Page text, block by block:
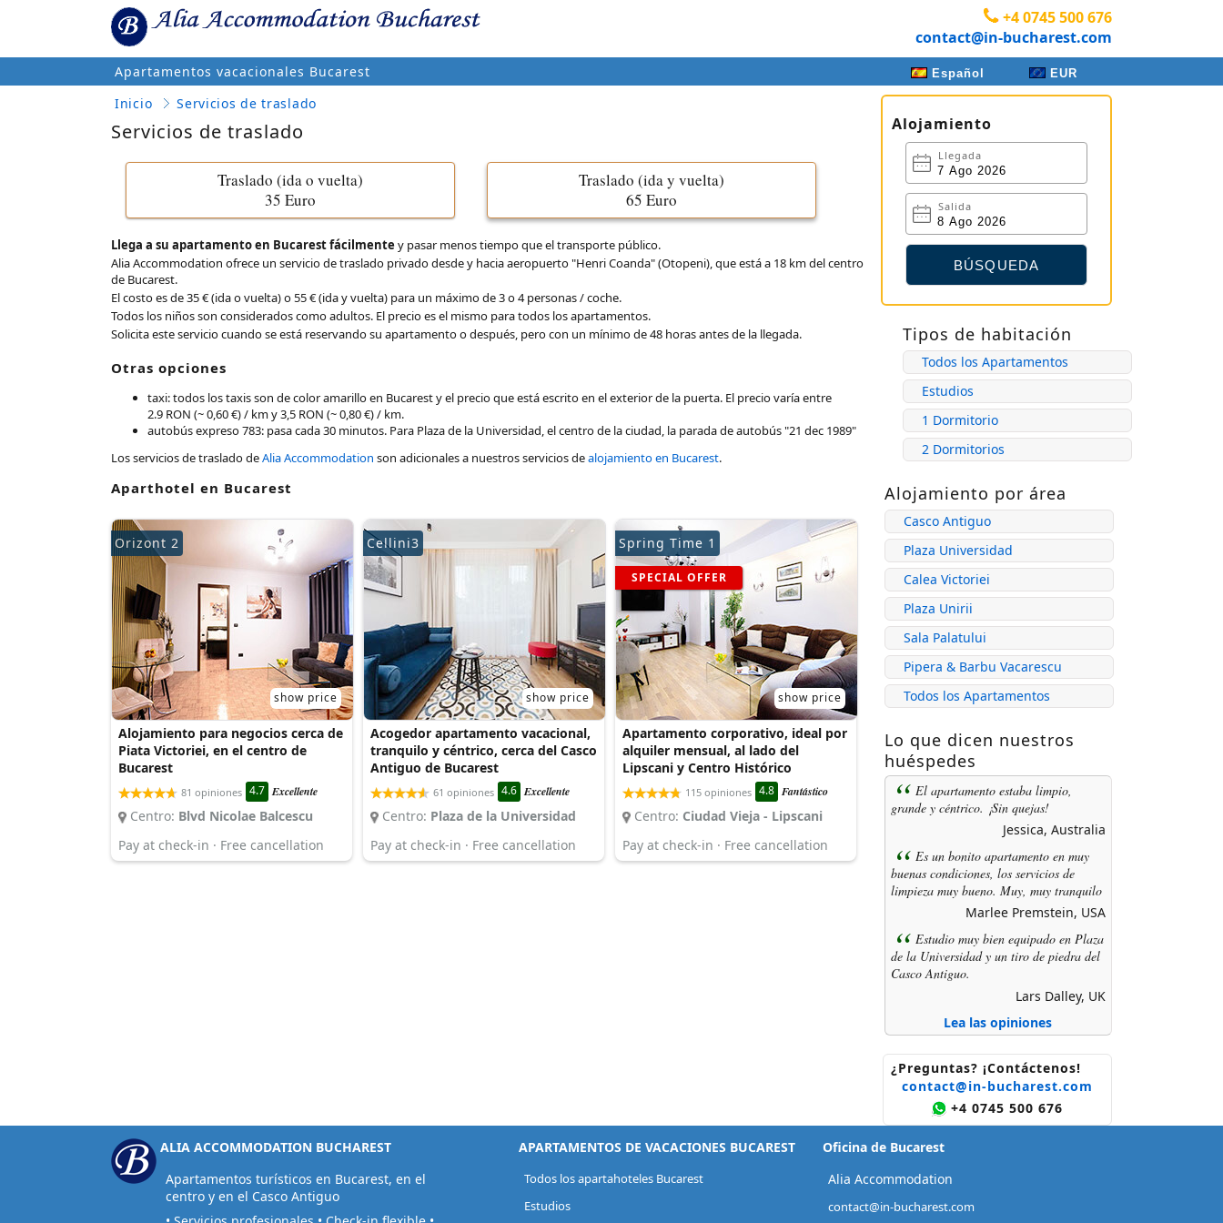
+4 0745 500 676
contact@in-bucharest.com
Apartamentos vacacionales Bucarest Español EUR
Inicio Servicios de traslado
Servicios de traslado
Traslado (ida o vuelta)
35 Euro
Traslado (ida y vuelta)
65 Euro
Llega a su apartamento en Bucarest fácilmente y pasar menos tiempo que el transporte público.
Alia Accommodation ofrece un servicio de traslado privado desde y hacia aeropuerto "Henri Coanda" (Otopeni), que está a 18 km del centro
de Bucarest.
El costo es de 35 € (ida o vuelta) o 55 € (ida y vuelta) para un máximo de 3 o 4 personas / coche.
Todos los niños son considerados como adultos. El precio es el mismo para todos los apartamentos.
Solicita este servicio cuando se está reservando su apartamento o después, pero con un mínimo de 48 horas antes de la llegada.
Otras opciones
taxi: todos los taxis son de color amarillo en Bucarest y el precio que está escrito en el exterior de la puerta. El precio varía entre
2.9 RON (~ 0,60 €) / km y 3,5 RON (~ 0,80 €) / km.
autobús expreso 783: pasa cada 30 minutos. Para Plaza de la Universidad, el centro de la ciudad, la parada de autobús "21 dec 1989"
Los servicios de traslado deAlia Accommodation son adicionales a nuestros servicios dealojamiento en Bucarest.
Aparthotel en Bucarest
Orizont 2
Alojamiento para negocios cerca de
Piata Victoriei, en el centro de
Bucarest
81 opiniones 4.7 Excellente
Centro: Blvd Nicolae Balcescu
Pay at check-in · Free cancellation
show price
Cellini3
Acogedor apartamento vacacional,
tranquilo y céntrico, cerca del Casco
Antiguo de Bucarest
61 opiniones 4.6 Excellente
Centro: Plaza de la Universidad
Pay at check-in · Free cancellation
show price
Spring Time 1
SPECIAL OFFER
Apartamento corporativo, ideal por
alquiler mensual, al lado del
Lipscani y Centro Histórico
115 opiniones 4.8 Fantástico
Centro: Ciudad Vieja - Lipscani
Pay at check-in · Free cancellation
show price
Alojamiento
Llegada
Salida
Tipos de habitación
Todos los Apartamentos
Estudios
1 Dormitorio
2 Dormitorios
Alojamiento por área
Casco Antiguo
Plaza Universidad
Calea Victoriei
Plaza Unirii
Sala Palatului
Pipera & Barbu Vacarescu
Todos los Apartamentos
Lo que dicen nuestros
huéspedes
El apartamento estaba limpio,
grande y céntrico. ¡Sin quejas!
Jessica, Australia
Es un bonito apartamento en muy
buenas condiciones, los servicios de
limpieza muy bueno. Muy, muy tranquilo
Marlee Premstein, USA
Estudio muy bien equipado en Plaza
de la Universidad y un tiro de piedra del
Casco Antiguo.
Lars Dalley, UK
Lea las opiniones
¿Preguntas? ¡Contáctenos!
contact@in-bucharest.com
+4 0745 500 676
ALIA ACCOMMODATION BUCHAREST
Apartamentos turísticos en Bucarest, en el
centro y en el Casco Antiguo
APARTAMENTOS DE VACACIONES BUCAREST
Todos los apartahoteles Bucarest
Estudios
Oficina de Bucarest
Alia Accommodation
contact@in-bucharest.com